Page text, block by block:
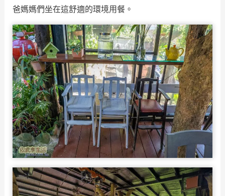
爸媽媽們坐在這舒適的環境用餐。